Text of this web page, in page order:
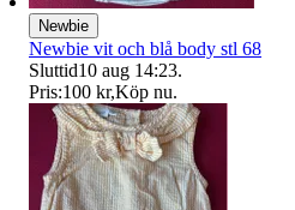
Newbie
Newbie vit och blå body stl 68
Sluttid10 aug 14:23.
Pris:100 kr,Köp nu.